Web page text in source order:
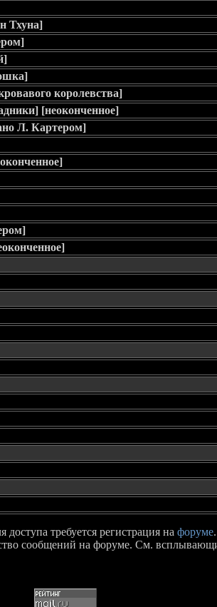
Тхуна]
королевства]
[неоконченное]
Л. Картером]
требуется регистрация на форуме.
сообщений на форуме. См.